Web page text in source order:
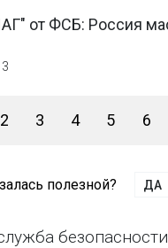
от ФСБ: Россия
2 3 4 5 6
полезной? ДА